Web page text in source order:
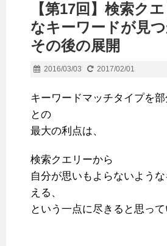
【第17回】検索ク
なキーワードが見
その後の展開
2016/03/03 2017/02/01
キーワードマッチタイプを
との
最大の利点は、
検索クエリーから
自分が思いもよらないよう
える、
という一点に尽きると思って